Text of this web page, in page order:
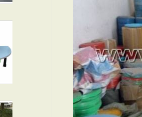
深圳餐桌,JXA064六